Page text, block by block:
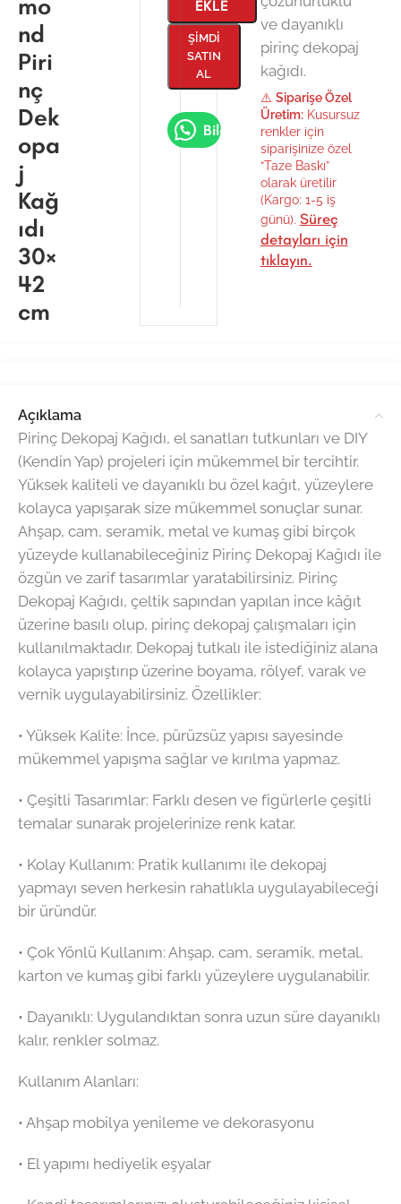
mo
nd
Piri
nç
Dek
opa
j
Kağ
ıdı
30×
42
cm
EKLE
ŞIMDI
SATIN
AL
Bilgi Al
ve dayanıklı
pirinç dekopaj
kağıdı.
⚠️ Siparişe Özel
Üretim:Kusursuz
renkler için
siparişinize özel
“Taze Baskı”
olarak üretilir
(Kargo: 1-5 iş
günü). Süreç
detayları için
tıklayın.
Açıklama
Pirinç Dekopaj Kağıdı, el sanatları tutkunları ve DIY
(Kendin Yap) projeleri için mükemmel bir tercihtir.
Yüksek kaliteli ve dayanıklı bu özel kağıt, yüzeylere
kolayca yapışarak size mükemmel sonuçlar sunar.
Ahşap, cam, seramik, metal ve kumaş gibi birçok
yüzeyde kullanabileceğiniz Pirinç Dekopaj Kağıdı ile
özgün ve zarif tasarımlar yaratabilirsiniz. Pirinç
Dekopaj Kağıdı, çeltik sapından yapılan ince kâğıt
üzerine basılı olup, pirinç dekopaj çalışmaları için
kullanılmaktadır. Dekopaj tutkalı ile istediğiniz alana
kolayca yapıştırıp üzerine boyama, rölyef, varak ve
vernik uygulayabilirsiniz. Özellikler:
•⁠ ⁠Yüksek Kalite: İnce, pürüzsüz yapısı sayesinde
mükemmel yapışma sağlar ve kırılma yapmaz.
•⁠ ⁠Çeşitli Tasarımlar: Farklı desen ve figürlerle çeşitli
temalar sunarak projelerinize renk katar.
•⁠ ⁠Kolay Kullanım: Pratik kullanımı ile dekopaj
yapmayı seven herkesin rahatlıkla uygulayabileceği
bir üründür.
•⁠ ⁠Çok Yönlü Kullanım: Ahşap, cam, seramik, metal,
karton ve kumaş gibi farklı yüzeylere uygulanabilir.
•⁠ ⁠Dayanıklı: Uygulandıktan sonra uzun süre dayanıklı
kalır, renkler solmaz.
Kullanım Alanları:
•⁠ ⁠Ahşap mobilya yenileme ve dekorasyonu
•⁠ ⁠El yapımı hediyelik eşyalar